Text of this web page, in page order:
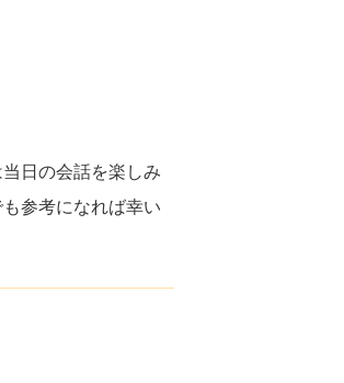
日の会話を楽しみ
参考になれば幸い